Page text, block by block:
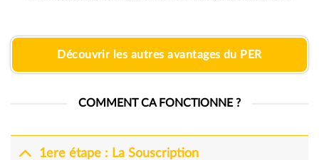
Découvrir les autres avantages du PER
COMMENT CA FONCTIONNE ?
1ere étape : La Souscription